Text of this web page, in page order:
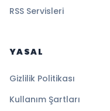
RSS Servisleri
YASAL
Gizlilik Politikası
Kullanım Şartları